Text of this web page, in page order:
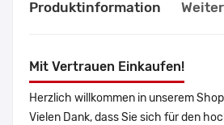
Produktinformation
Mit Vertrauen Einkaufen!
Herzlich willkommen in unserem
Vielen Dank, dass Sie sich für den